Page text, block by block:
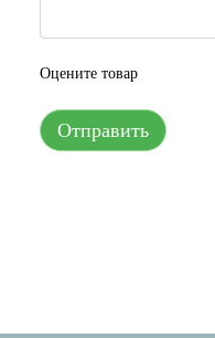
Оцените товар
Отправить